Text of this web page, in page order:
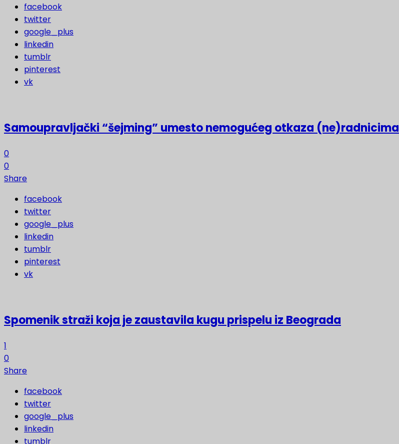
facebook
twitter
google_plus
linkedin
tumblr
pinterest
vk
Samoupravljački “šejming” umesto nemogućeg otkaza (ne)radnicima
0
0
Share
facebook
twitter
google_plus
linkedin
tumblr
pinterest
vk
Spomenik straži koja je zaustavila kugu prispelu iz Beograda
1
0
Share
facebook
twitter
google_plus
linkedin
tumblr